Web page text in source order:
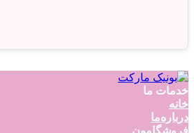
خدمات ما
خانه
درباره‌ما
فروشگامون